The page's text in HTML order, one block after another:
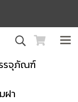
รจุภัณฑ์
ฝา